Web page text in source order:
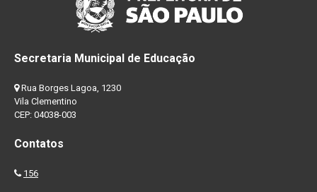
Secretaria Municipal de Educação
Rua Borges Lagoa, 1230
Vila Clementino
CEP: 04038-003
Contatos
156